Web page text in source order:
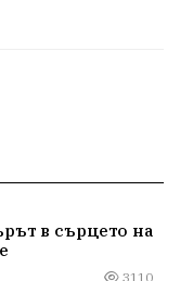
в сърцето на
3110